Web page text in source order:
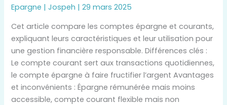
Epargne |Jospeh |29 mars 2025
Cet article compare les comptes épargne et courants,
expliquant leurs caractéristiques et leur utilisation pour
une gestion financière responsable. Différences clés :
Le compte courant sert aux transactions quotidiennes,
le compte épargne à faire fructifier l’argent Avantages
et inconvénients : Épargne rémunérée mais moins
accessible, compte courant flexible mais non